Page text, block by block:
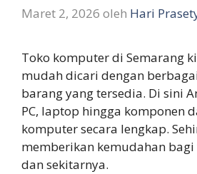
Maret 2, 2026 oleh Hari
Toko komputer di Semarang
mudah dicari dengan
barang yang tersedia. Di sini
PC, laptop hingga komponen
komputer secara lengkap.
memberikan kemudahan bagi
dan sekitarnya.